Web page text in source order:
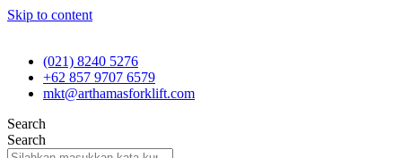
Skip to content
(021) 8240 5276
+62 857 9707 6579
mkt@arthamasforklift.com
Search
Search